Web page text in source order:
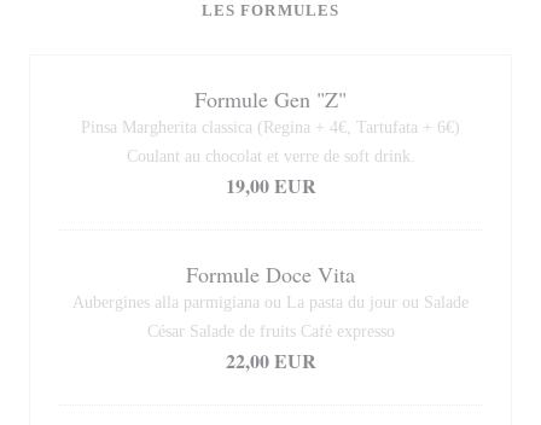
LES FORMULES
Formule Gen "Z"
Pinsa Margherita classica (Regina + 4€, Tartufata + 6€)
Coulant au chocolat et verre de soft drink.
19,00 EUR
Formule Doce Vita
Aubergines alla parmigiana ou La pasta du jour ou Salade
César Salade de fruits Café expresso
22,00 EUR